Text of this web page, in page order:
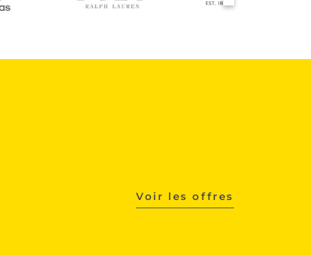
Voir les offres